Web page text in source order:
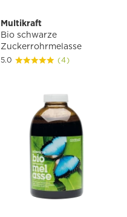
Multikraft
Bio schwarze
Zuckerrohrmelasse
5.0 (4)